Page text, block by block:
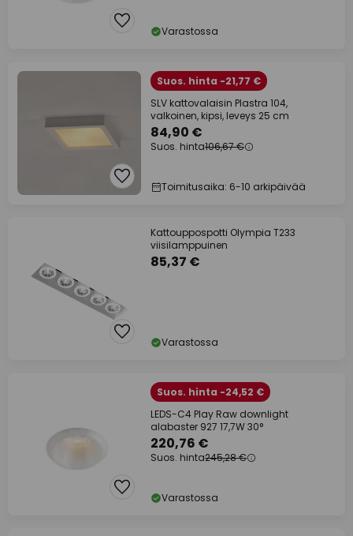
Varastossa
Suos. hinta -21,77 €
SLV kattovalaisin Plastra 104,
valkoinen, kipsi, leveys 25 cm
84,90 €
Suos. hinta106,67 €
Toimitusaika: 6-10 arkipäivää
Kattouppospotti Olympia T233
viisilamppuinen
85,37 €
Varastossa
Suos. hinta -24,52 €
LEDS-C4 Play Raw downlight
alabaster 927 17,7W 30°
220,76 €
Suos. hinta245,28 €
Varastossa